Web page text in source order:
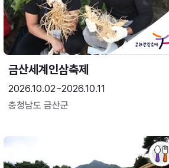
금산세계인삼축제
2026.10.02~2026.10.11
충청남도 금산군